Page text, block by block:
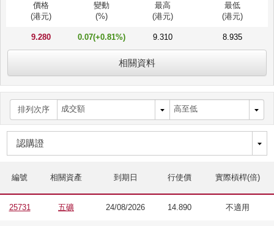
價格
(港元)
變動
(%)
最高
(港元)
最低
(港元)
9.280 0.07(+0.81%) 9.310 8.935
相關資料
排列次序
編號 相關資產 到期日 行使價 實際槓桿(倍)
25731 五礦 24/08/2026 14.890 不適用